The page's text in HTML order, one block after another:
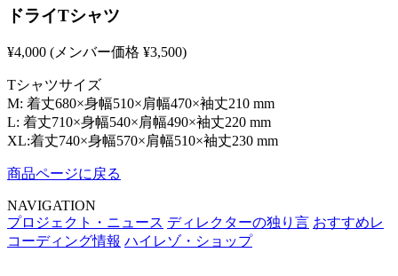
ドライTシャツ
¥4,000 (メンバー価格 ¥3,500)
Tシャツサイズ
M: 着丈680×身幅510×肩幅470×袖丈210 mm
L: 着丈710×身幅540×肩幅490×袖丈220 mm
XL:着丈740×身幅570×肩幅510×袖丈230 mm
商品ページに戻る
NAVIGATION
プロジェクト・ニュース ディレクターの独り言 おすすめレ
コーディング情報 ハイレゾ・ショップ